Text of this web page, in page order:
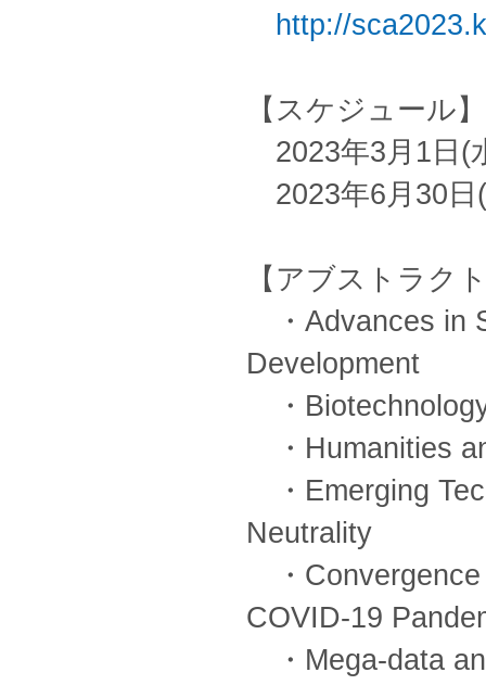
http://
【スケジュール】
2023年3月1日(
2023年6月30
【アブストラク
・Advances in
Development
・
・Humanities
・Emerging
Neutrality
・Convergence
COVID-19
・Mega-data